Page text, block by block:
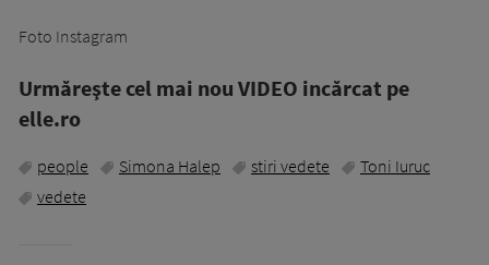
Foto Instagram
Urmăreşte cel mai nou VIDEO incărcat pe
elle.ro
people Simona Halep stiri vedete
Toni Iuruc
vedete